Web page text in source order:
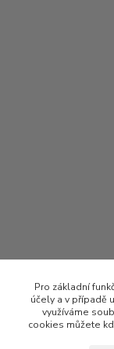
Pro základní
účely a v případě
využíváme
cookies můžete